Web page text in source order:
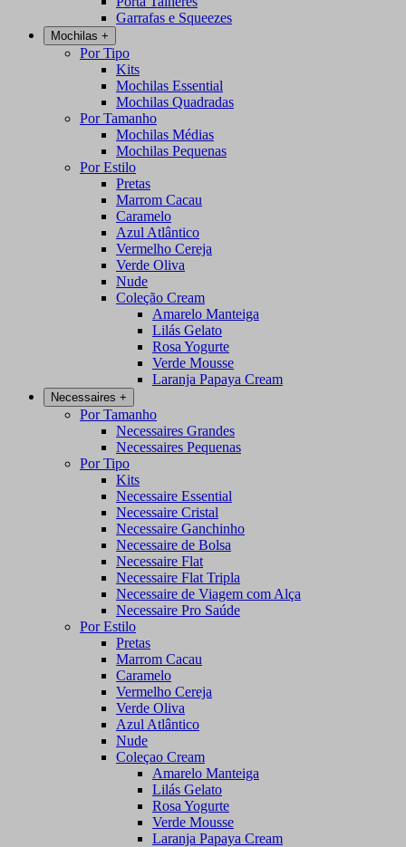
Garrafas e Squeezes
Mochilas +
Por Tipo
Kits
Mochilas Essential
Mochilas Quadradas
Por Tamanho
Mochilas Médias
Mochilas Pequenas
Por Estilo
Pretas
Marrom Cacau
Caramelo
Azul Atlântico
Vermelho Cereja
Verde Oliva
Nude
Coleção Cream
Amarelo Manteiga
Lilás Gelato
Rosa Yogurte
Verde Mousse
Laranja Papaya Cream
Necessaires +
Por Tamanho
Necessaires Grandes
Necessaires Pequenas
Por Tipo
Kits
Necessaire Essential
Necessaire Cristal
Necessaire Ganchinho
Necessaire de Bolsa
Necessaire Flat
Necessaire Flat Tripla
Necessaire de Viagem com Alça
Necessaire Pro Saúde
Por Estilo
Pretas
Marrom Cacau
Caramelo
Vermelho Cereja
Verde Oliva
Azul Atlântico
Nude
Coleçao Cream
Amarelo Manteiga
Lilás Gelato
Rosa Yogurte
Verde Mousse
Laranja Papaya Cream